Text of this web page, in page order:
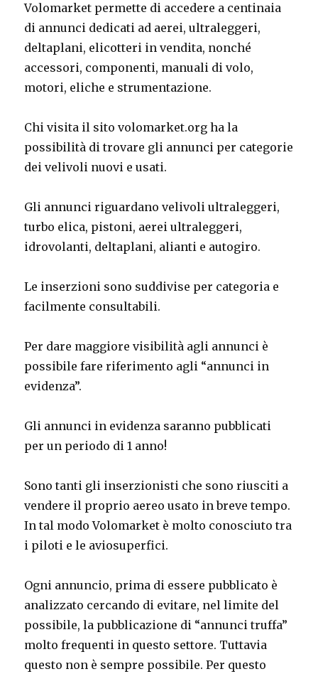
Volomarket permette di accedere a centinaia
di annunci dedicati ad aerei, ultraleggeri,
deltaplani, elicotteri in vendita, nonché
accessori, componenti, manuali di volo,
motori, eliche e strumentazione.
Chi visita il sito volomarket.org ha la
possibilità di trovare gli annunci per categorie
dei velivoli nuovi e usati.
Gli annunci riguardano velivoli ultraleggeri,
turbo elica, pistoni, aerei ultraleggeri,
idrovolanti, deltaplani, alianti e autogiro.
Le inserzioni sono suddivise per categoria e
facilmente consultabili.
Per dare maggiore visibilità agli annunci è
possibile fare riferimento agli “annunci in
evidenza”.
Gli annunci in evidenza saranno pubblicati
per un periodo di 1 anno!
Sono tanti gli inserzionisti che sono riusciti a
vendere il proprio aereo usato in breve tempo.
In tal modo Volomarket è molto conosciuto tra
i piloti e le aviosuperfici.
Ogni annuncio, prima di essere pubblicato è
analizzato cercando di evitare, nel limite del
possibile, la pubblicazione di “annunci truffa”
molto frequenti in questo settore. Tuttavia
questo non è sempre possibile. Per questo